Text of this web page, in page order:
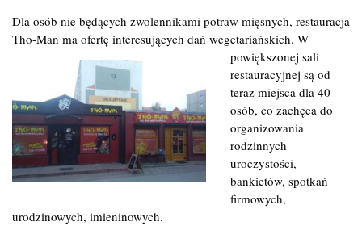
Dla osób nie będących zwolennikami potraw mięsnych, restauracja
Tho-Man ma ofertę interesujących dań wegetariańskich. W
powiększonej sali
restauracyjnej są od
teraz miejsca dla 40
osób, co zachęca do
organizowania
rodzinnych
uroczystości,
bankietów, spotkań
firmowych,
urodzinowych, imieninowych.